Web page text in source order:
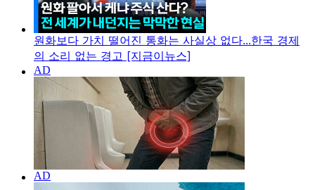
원화보다 가치 떨어진 통화는 사실상 없다...한국 경제
의 소리 없는 경고 [지금이뉴스]